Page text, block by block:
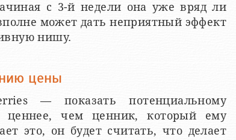
с 3-й недели она уже вряд ли
может дать неприятный эффект
нишу.
цены
— показать потенциальному
ценнее, чем ценник, который ему
это, он будет считать, что делает